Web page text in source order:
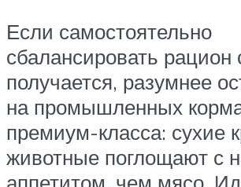
Если самостоятельно
сбалансировать рацион
получается, разумнее
на промышленных
премиум-класса: сухие
животные поглощают с